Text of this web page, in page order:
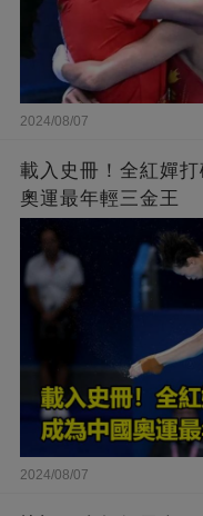
2024/08/07
載入史冊！全紅嬋
奧運最年輕三金王
2024/08/07